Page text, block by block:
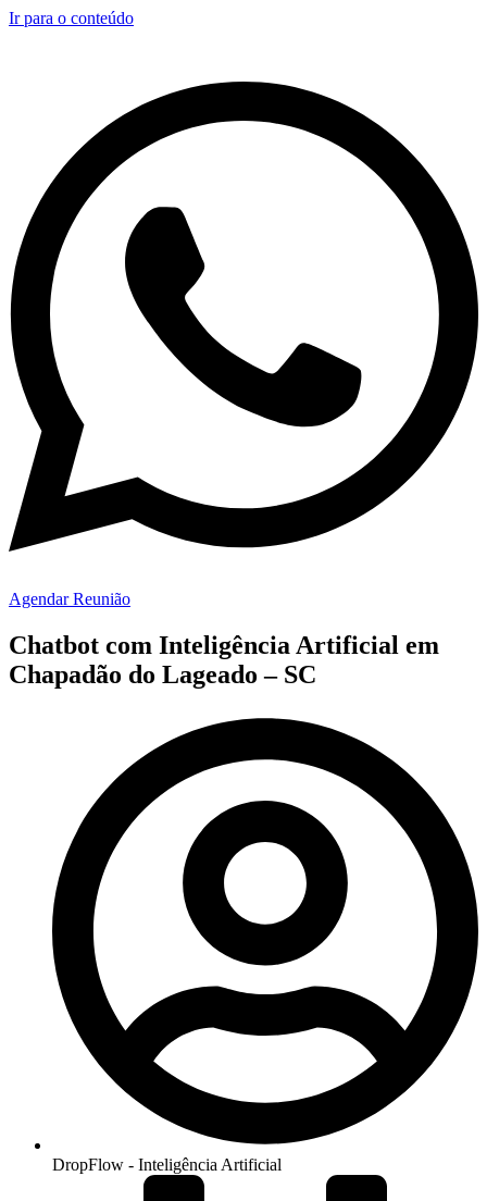
Ir para o conteúdo
Agendar Reunião
Chatbot com Inteligência Artificial em
Chapadão do Lageado – SC
DropFlow - Inteligência Artificial